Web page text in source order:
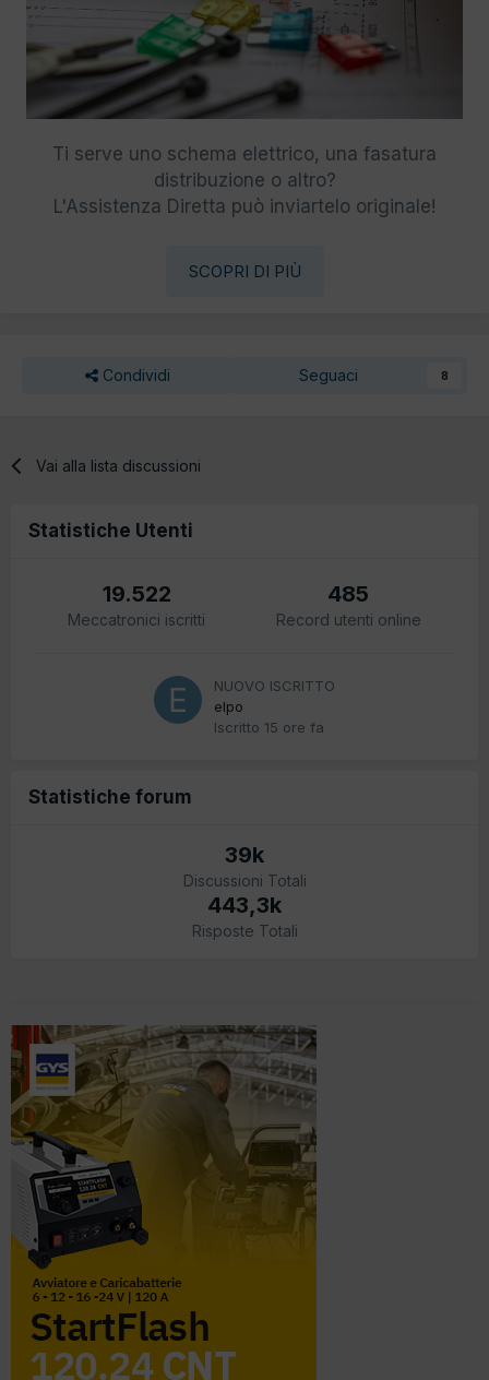
Ti serve uno schema elettrico, una fasatura
distribuzione o altro?
L'Assistenza Diretta può inviartelo originale!
SCOPRI DI PIÙ
Condividi Seguaci 8
Vai alla lista discussioni
Statistiche Utenti
19.522
Meccatronici iscritti
485
Record utenti online
NUOVO ISCRITTO
elpo
Iscritto 15 ore fa
Statistiche forum
39k
Discussioni Totali
443,3k
Risposte Totali